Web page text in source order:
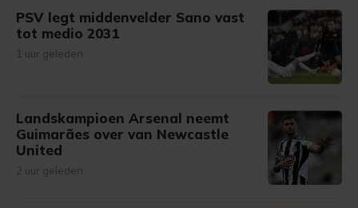
PSV legt middenvelder Sano vast
tot medio 2031
1 uur geleden
Landskampioen Arsenal neemt
Guimarães over van Newcastle
United
2 uur geleden